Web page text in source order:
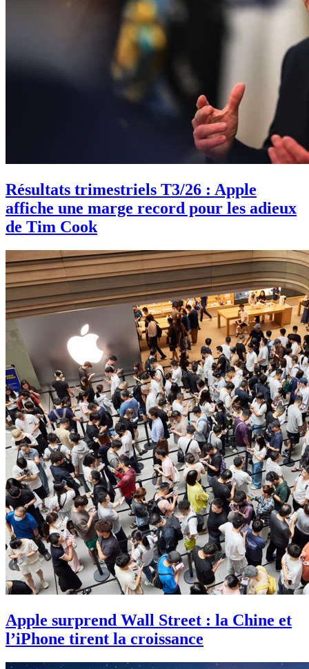
Résultats trimestriels T3/26 : Apple
affiche une marge record pour les adieux
de Tim Cook
Apple surprend Wall Street : la Chine et
l’iPhone tirent la croissance